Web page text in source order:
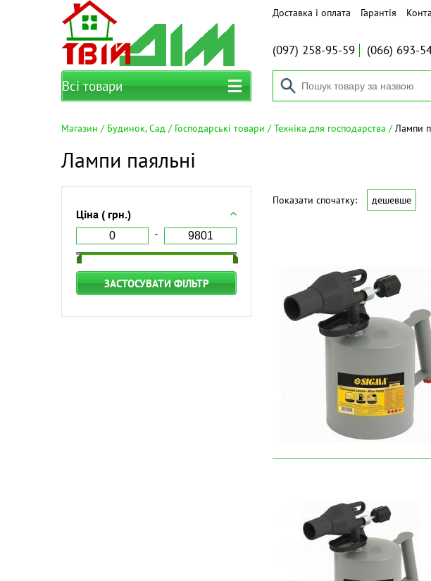
Доставка і оплата Гарантія
(097) 258-95-59 (066) 693-
Всі товари
Магазин Будинок, Сад Господарські товари Техніка для господарства Лампи
Лампи паяльні
Ціна ( грн.)
ЗАСТОСУВАТИ ФІЛЬТР
Показати спочатку: дешевше